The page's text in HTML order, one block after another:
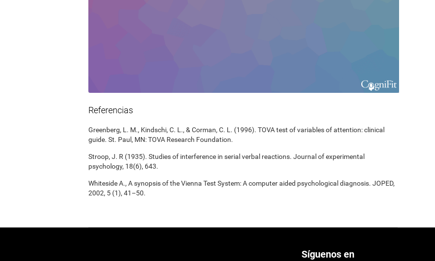
Referencias
Greenberg, L. M., Kindschi, C. L., & Corman, C. L. (1996). TOVA test of variables of attention: clinical
guide. St. Paul, MN: TOVA Research Foundation.
Stroop, J. R (1935). Studies of interference in serial verbal reactions. Journal of experimental
psychology, 18(6), 643.
Whiteside A., A synopsis of the Vienna Test System: A computer aided psychological diagnosis. JOPED,
2002, 5 (1), 41–50.
Síguenos en